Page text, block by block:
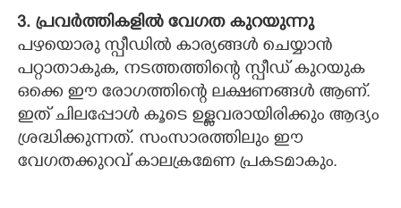
3. പ്രവര്‍ത്തികളില്‍ വേഗത കുറയുന്നു
പഴയൊരു സ്പീഡില്‍ കാര്യങ്ങള്‍ ചെയ്യാന്‍
പറ്റാതാകുക, നടത്തത്തിന്റെ സ്പീഡ് കുറയുക
ഒക്കെ ഈ രോഗത്തിന്റെ ലക്ഷണങ്ങള്‍ ആണ്.
ഇത് ചിലപ്പോള്‍ കൂടെ ഉള്ളവരായിരിക്കും ആദ്യം
ശ്രദ്ധിക്കുന്നത്. സംസാരത്തിലും ഈ
വേഗതക്കുറവ് കാലക്രമേണ പ്രകടമാകും.